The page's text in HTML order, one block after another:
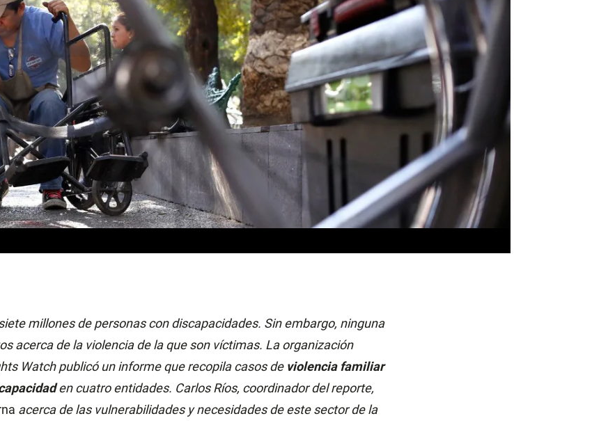
millones de personas con discapacidades. Sin embargo, ninguna
acerca de la violencia de la que son víctimas. La organización
Watch publicó un informe que recopila casos deviolencia familiar
en cuatro entidades. Carlos Ríos, coordinador del reporte,
acerca de las vulnerabilidades y necesidades de este sector de la